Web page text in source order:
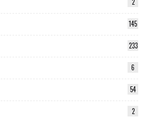
2
145
233
6
54
2